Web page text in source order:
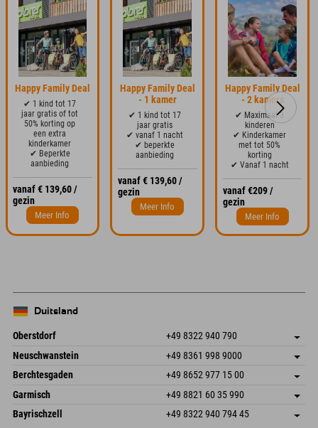
Happy Family Deal
✔ 1 kind tot 17
jaar gratis of tot
50% korting op
een extra
kinderkamer
✔ Beperkte
aanbieding
vanaf € 139,60 /
gezin
Meer Info
Happy Family Deal
- 1 kamer
✔ 1 kind tot 17
jaar gratis
✔ vanaf 1 nacht
✔ beperkte
aanbieding
vanaf € 139,60 /
gezin
Meer Info
Happy Family Deal
- 2 kamers
✔ Maximaal 3
kinderen
✔ Kinderkamer
met tot 50%
korting
✔ Vanaf 1 nacht
vanaf €209 /
gezin
Meer Info
Duitsland
Oberstdorf +49 8322 940 790
An der Breitach 3
87538 Fischen I. Allgäu
Duitsland
Adres opslaan
Aankomstinformatie
Booking
Neuschwanstein +49 8361 998 9000
An der Riese 45
87484 Nesselwang im Allgäu
Duitsland
Adres opslaan
Booking
Berchtesgaden +49 8652 977 15 00
Hofreitstr. 7
83471 Schönau am Königssee
Duitsland
Adres opslaan
Aankomstinformatie
Booking
Garmisch +49 8821 60 35 990
Frickenstraße 22
82490 Farchant
Adres opslaan
Bayrischzell +49 8322 940 794 45